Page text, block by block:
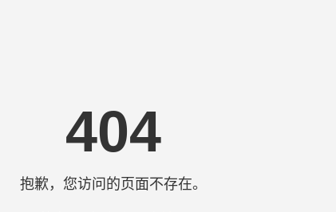
404
抱歉，您访问的页面不存在。